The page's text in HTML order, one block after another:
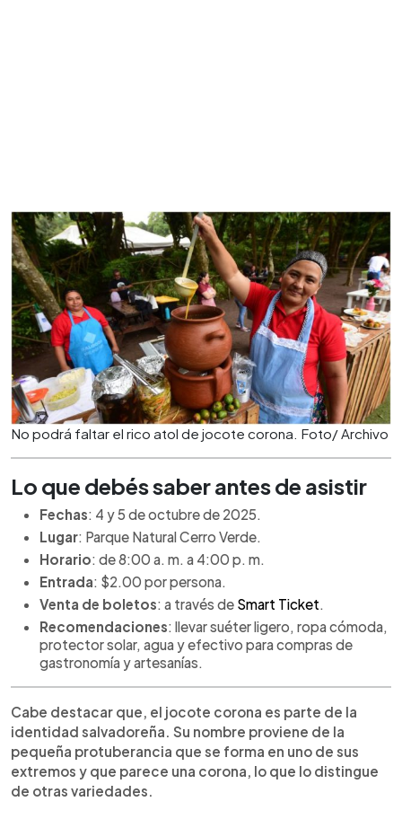
No podrá faltar el rico atol de jocote corona. Foto/ Archivo
Lo que debés saber antes de asistir
Fechas: 4 y 5 de octubre de 2025.
Lugar: Parque Natural Cerro Verde.
Horario: de 8:00 a. m. a 4:00 p. m.
Entrada: $2.00 por persona.
Venta de boletos: a través de Smart Ticket.
Recomendaciones: llevar suéter ligero, ropa cómoda,
protector solar, agua y efectivo para compras de
gastronomía y artesanías.
Cabe destacar que, el jocote corona es parte de la
identidad salvadoreña. Su nombre proviene de la
pequeña protuberancia que se forma en uno de sus
extremos y que parece una corona, lo que lo distingue
de otras variedades.